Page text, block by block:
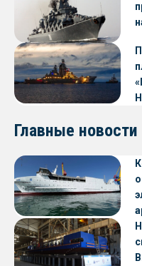
Главные новости